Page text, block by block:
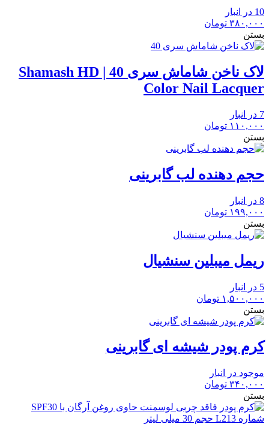
10 در انبار
۳۸۰,۰۰۰ تومان
بستن
لاک ناخن شاماش سری 40 | Shamash HD
Color Nail Lacquer
7 در انبار
۱۱۰,۰۰۰ تومان
بستن
حجم دهنده لب گابرینی
8 در انبار
۱۹۹,۰۰۰ تومان
بستن
ریمل میبلین سنشیال
5 در انبار
۱,۵۰۰,۰۰۰ تومان
بستن
کرم پودر شیشه ای گابرینی
موجود در انبار
۳۴۰,۰۰۰ تومان
بستن